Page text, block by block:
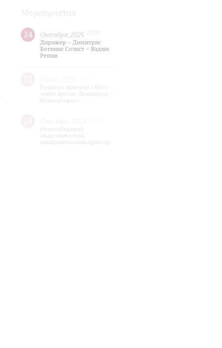
24
Октября,2026 20:00
Дирижер – Димитрис
Ботинис Солист – Вадим
Репин